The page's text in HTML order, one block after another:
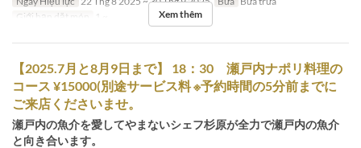
Giới hạn dặt món
1 ~ Xem thêm
【2025.7月と8月9日まで】 18：30 瀬戸内ナポリ料理の
コース ¥15000(別途サービス料 ※予約時間の5分前までに
ご来店くださいませ。
瀬戸内の魚介を愛してやまないシェフ杉原が全力で瀬戸内の魚介
と向き合います。